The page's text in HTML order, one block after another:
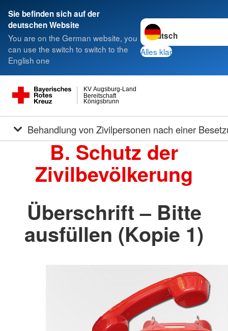
Sie befinden sich auf der
deutschen Website
You are on the German website, you
can use the switch to switch to the
English one
Sprache wechseln zu
Alles klar
Königsbrunn
Bereitschaft
KV Augsburg-Land
Behandlung von Zivilpersonen nach einer
B. Schutz der
Zivilbevölkerung
Überschrift – Bitte
ausfüllen (Kopie 1)